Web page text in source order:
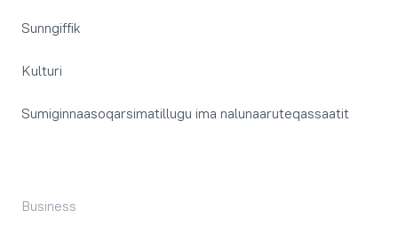
Sunngiffik
Kulturi
Sumiginnaasoqarsimatillugu ima nalunaaruteqassaatit
Business